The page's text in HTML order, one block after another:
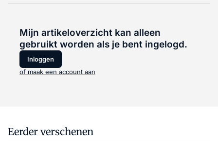
Mijn artikeloverzicht kan alleen
gebruikt worden als je bent ingelogd.
Inloggen
of maak een account aan
Eerder verschenen